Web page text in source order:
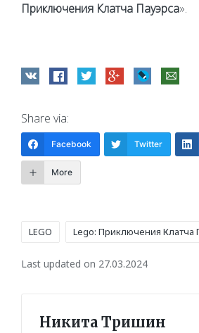
Приключения Клатча Пауэрса».
Share via:
Facebook Twitter
More
LEGO Lego: Приключения Клатча
Last updated on 27.03.2024
Никита Тришин